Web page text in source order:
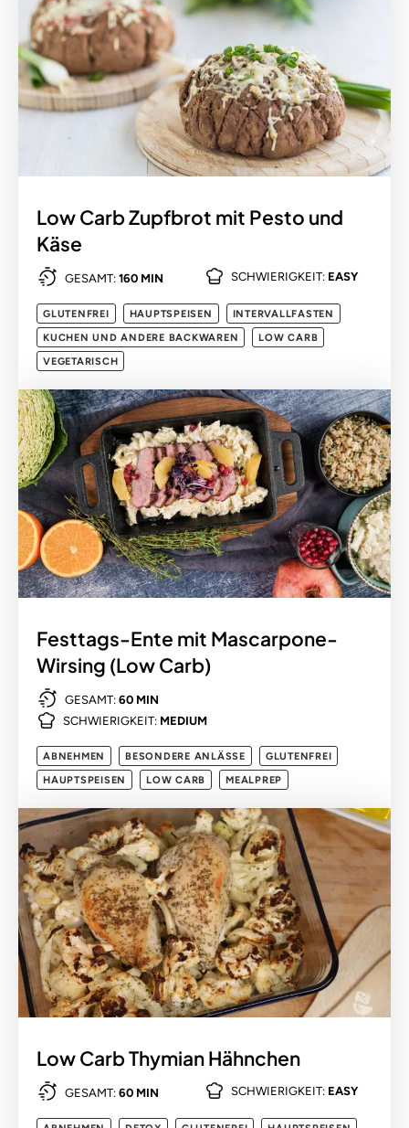
Low Carb Zupfbrot mit Pesto und
Käse
GESAMT: 160 MIN SCHWIERIGKEIT: EASY
GLUTENFREI HAUPTSPEISEN
INTERVALLFASTEN
KUCHEN UND ANDERE BACKWAREN
LOW CARB
VEGETARISCH
Festtags-Ente mit Mascarpone-
Wirsing (Low Carb)
GESAMT: 60 MIN
SCHWIERIGKEIT: MEDIUM
ABNEHMEN BESONDERE ANLÄSSE
GLUTENFREI
HAUPTSPEISEN
LOW CARB MEALPREP
Low Carb Thymian Hähnchen
GESAMT: 60 MIN SCHWIERIGKEIT: EASY